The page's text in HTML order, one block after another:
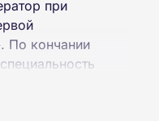
при
По кончании